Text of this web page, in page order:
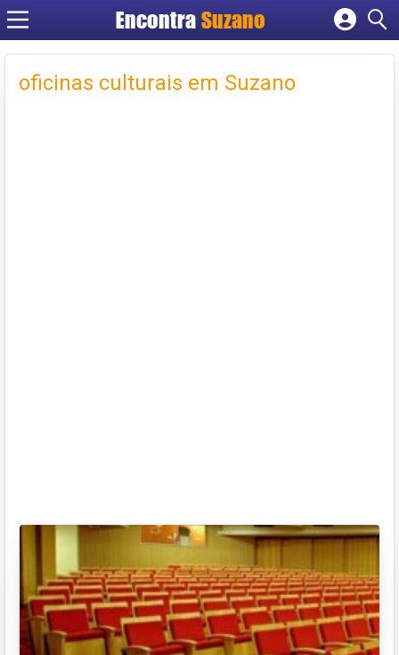
EncontraSuzano
Cadastrar empresa
Criar conta
oficinas culturais em Suzano